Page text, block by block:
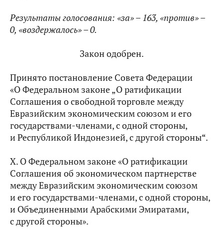
Результаты голосования: «за» – 163, «против» –
0, «воздержалось» – 0.
Закон одобрен.
Принято постановление Совета Федерации
«О Федеральном законе „О ратификации
Соглашения о свободной торговле между
Евразийским экономическим союзом и его
государствами-членами, с одной стороны,
и Республикой Индонезией, с другой стороны“.
X. О Федеральном законе «О ратификации
Соглашения об экономическом партнерстве
между Евразийским экономическим союзом
и его государствами-членами, с одной стороны,
и Объединенными Арабскими Эмиратами,
с другой стороны».